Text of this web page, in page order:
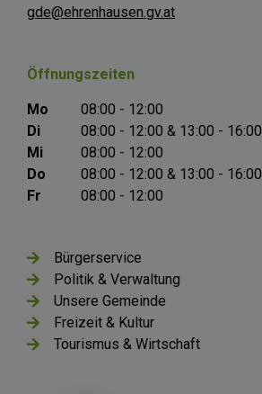
gde@ehrenhausen.gv.at
Öffnungszeiten
Mo
08:00 - 12:00
Di
08:00 - 12:00 & 13:00 - 16:00
Mi
08:00 - 12:00
Do
08:00 - 12:00 & 13:00 - 16:00
Fr
08:00 - 12:00
Bürgerservice
Politik & Verwaltung
Unsere Gemeinde
Freizeit & Kultur
Tourismus & Wirtschaft